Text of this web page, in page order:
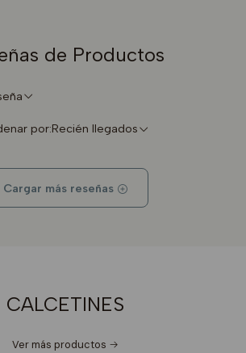
de Productos
por:Recién llegados
Cargar más reseñas
CALCETINES
Ver más productos